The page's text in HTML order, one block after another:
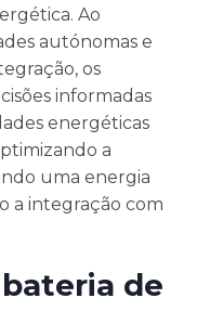
Ao
autónomas e
os
informadas
energéticas
a
uma energia
a integração com
de